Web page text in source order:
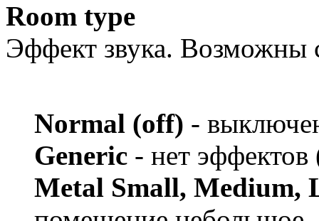
Room type
Эффект звука. Возможны
Normal (off) -
Generic - нет
Metal Small, Medium,